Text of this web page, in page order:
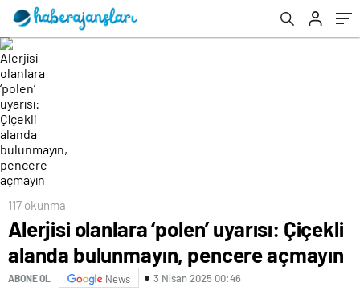
117 okunma
Alerjisi olanlara ‘polen’ uyarısı: Çiçekli
alanda bulunmayın, pencere açmayın
ABONE OL News 3 Nisan 2025 00:46